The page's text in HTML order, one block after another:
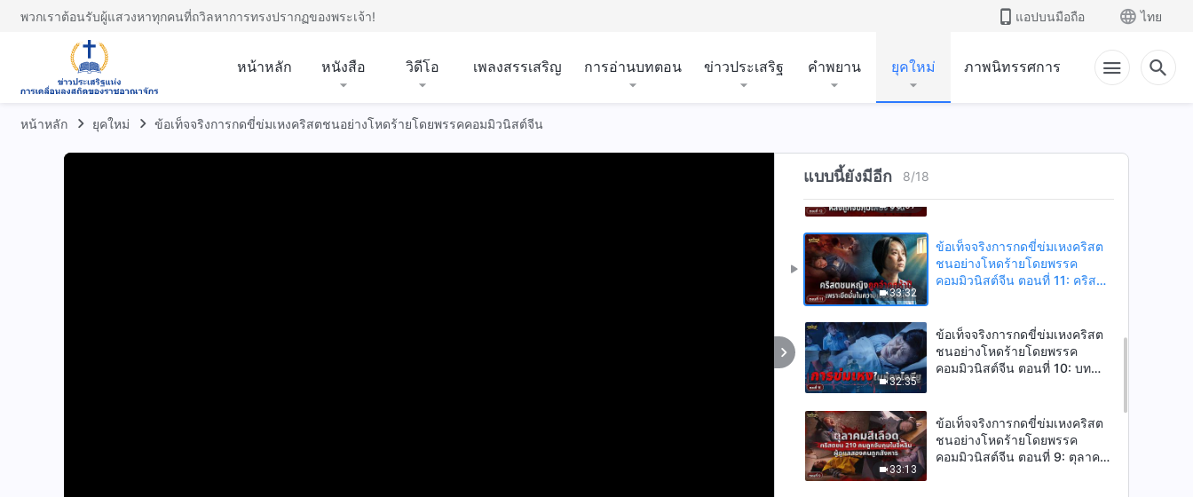
พวกเราต้อนรับผู้แสวงหาทุกคนที่ถวิลหาการทรงปรากฏของพระเจ้า! แอปบนมือถือ ไทย
หน้าหลัก หนังสือ วิดีโอ เพลงสรรเสริญ การอ่านบทตอน ข่าวประเสริฐ คำพยาน ยุคใหม่ ภาพนิทรรศการ
หน้าหลัก ยุคใหม่ ข้อเท็จจริงการกดขี่ข่มเหงคริสตชนอย่างโหดร้ายโดยพรรคคอมมิวนิสต์จีน
แบบนี้ยังมีอีก 8/18
คอมมิวนิสต์จีน ตอนที่ 14: คริสต
จีนทารุณอย่างไร้มนุษยธรรมจน
พิการ
ข้อเท็จจริงการกดขี่ข่มเหงคริสต
คอมมิวนิสต์จีน ตอนที่ 13: คริสต
33:07
ข้อเท็จจริงการกดขี่ข่มเหงคริสต
33:32
ข้อเท็จจริงการกดขี่ข่มเหงคริสต
ชนอย่างโหดร้ายโดยพรรค
คอมมิวนิสต์จีน ตอนที่ 11: คริสต
32:35
ข้อเท็จจริงการกดขี่ข่มเหงคริสต
ชนอย่างโหดร้ายโดยพรรค
คอมมิวนิสต์จีน ตอนที่ 10: บท
33:13
ข้อเท็จจริงการกดขี่ข่มเหงคริสต
ชนอย่างโหดร้ายโดยพรรค
คอมมิวนิสต์จีน ตอนที่ 9: ตุลาคม